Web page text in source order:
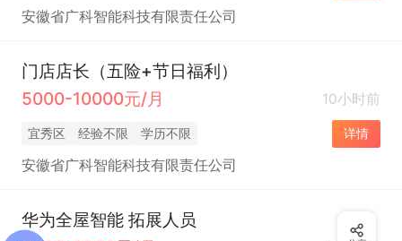
安徽省广科智能科技有限责任公司
门店店长（五险+节日福利）
5000-10000元/月
10小时前
宜秀区 经验不限 学历不限 详情
安徽省广科智能科技有限责任公司
华为全屋智能 拓展人员